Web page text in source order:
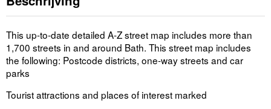
This up-to-date detailed A-Z street map includes more than
1,700 streets in and around Bath. This street map includes
the following: Postcode districts, one-way streets and car
parks
Tourist attractions and places of interest marked